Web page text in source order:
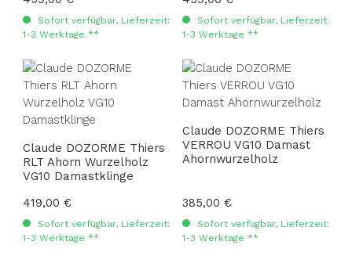
Sofort verfügbar, Lieferzeit:
1-3 Werktage **
Sofort verfügbar, Lieferzeit:
1-3 Werktage **
Claude DOZORME Thiers
RLT Ahorn Wurzelholz
VG10 Damastklinge
Regulärer Preis:
419,00 €
Sofort verfügbar, Lieferzeit:
1-3 Werktage **
Claude DOZORME Thiers
VERROU VG10 Damast
Ahornwurzelholz
Regulärer Preis:
385,00 €
Sofort verfügbar, Lieferzeit:
1-3 Werktage **